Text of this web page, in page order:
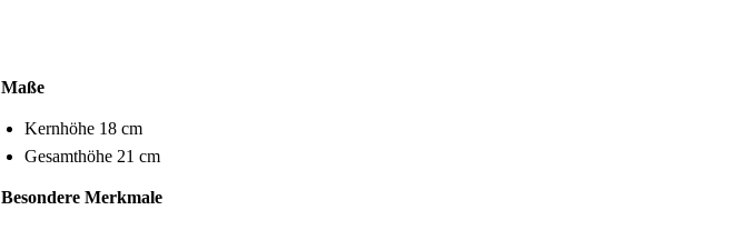
Maße
Kernhöhe 18 cm
Gesamthöhe 21 cm
Besondere Merkmale